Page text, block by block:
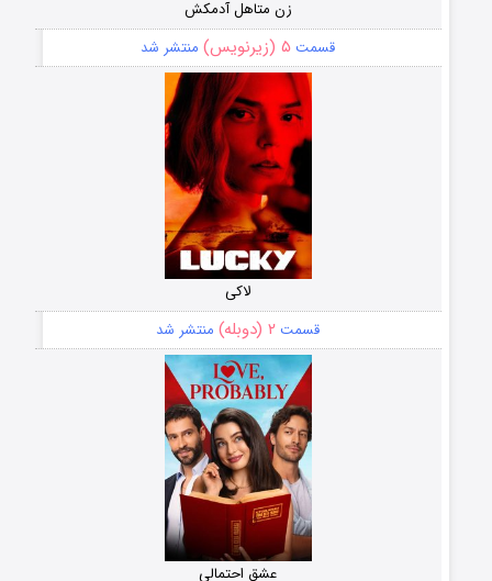
زن متاهل آدمکش
قسمت ۵ (زیرنویس) منتشر شد
لاکی
قسمت ۲ (دوبله) منتشر شد
عشق احتمالی